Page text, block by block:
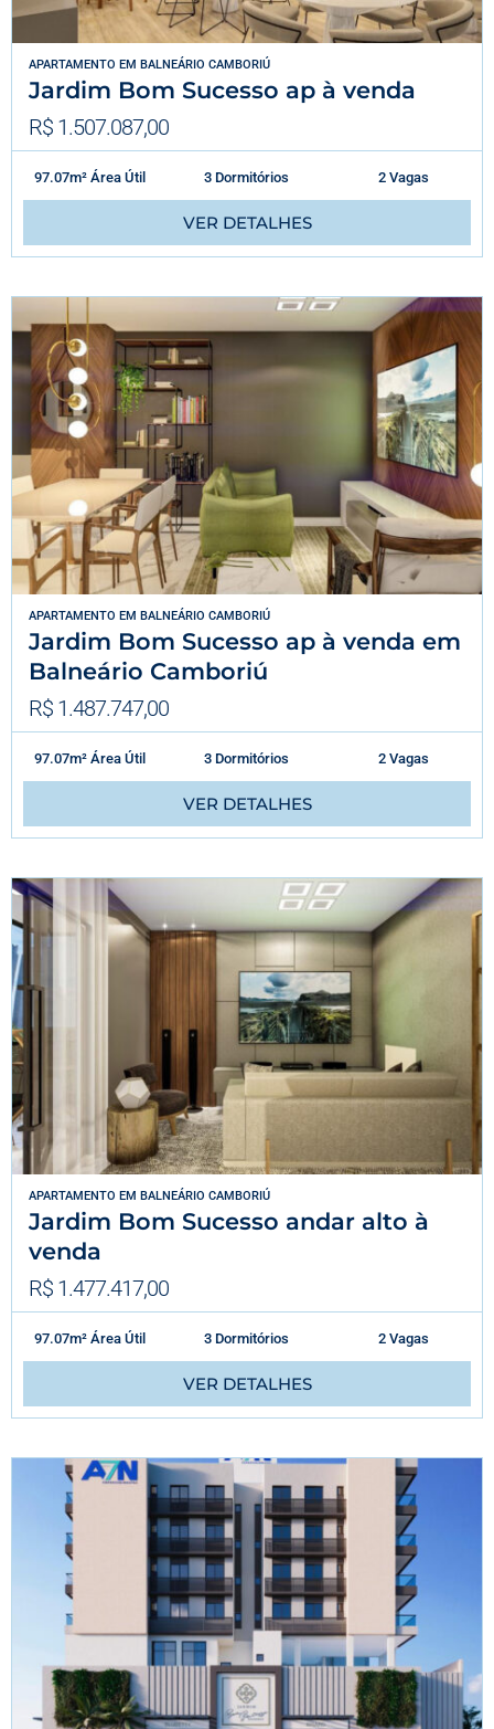
APARTAMENTO EM BALNEÁRIO CAMBORIÚ
Jardim Bom Sucesso ap à venda
R$ 1.507.087,00
97.07m² Área Útil 3 Dormitórios 2 Vagas
VER DETALHES
APARTAMENTO EM BALNEÁRIO CAMBORIÚ
Jardim Bom Sucesso ap à venda em
Balneário Camboriú
R$ 1.487.747,00
97.07m² Área Útil 3 Dormitórios 2 Vagas
VER DETALHES
APARTAMENTO EM BALNEÁRIO CAMBORIÚ
Jardim Bom Sucesso andar alto à
venda
R$ 1.477.417,00
97.07m² Área Útil 3 Dormitórios 2 Vagas
VER DETALHES